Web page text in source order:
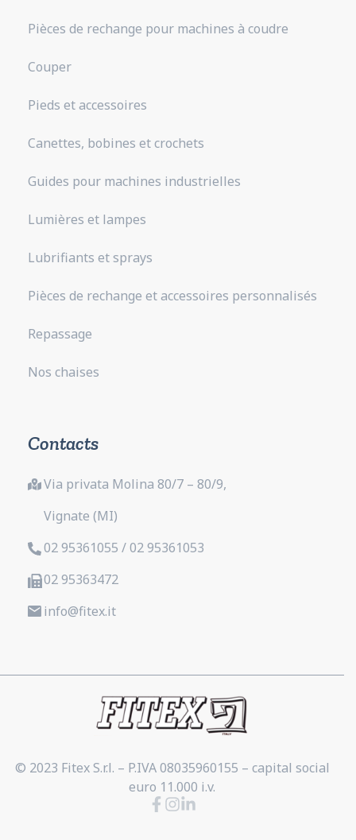
Pièces de rechange pour machines à coudre
Couper
Pieds et accessoires
Canettes, bobines et crochets
Guides pour machines industrielles
Lumières et lampes
Lubrifiants et sprays
Pièces de rechange et accessoires personnalisés
Repassage
Nos chaises
Contacts
Via privata Molina 80/7 – 80/9,
Vignate (MI)
02 95361055 / 02 95361053
02 95363472
info@fitex.it
© 2023 Fitex S.r.l. – P.IVA 08035960155 – capital social
euro 11.000 i.v.